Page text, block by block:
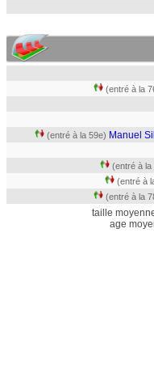
(entré à la
(entré à la 59e) Manuel
(entré à la
(entré à
(entré à la
taille
age